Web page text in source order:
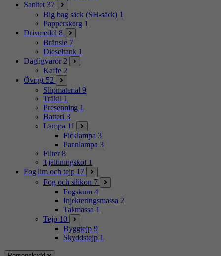
Sanitet 37
Big bag säck (SH-säck) 1
Papperskorg 1
Drivmedel 8
Bränsle 7
Dieseltank 1
Dagligvaror 2
Kaffe 2
Övrigt 52
Slipmaterial 9
Träkil 1
Presenning 1
Batteri 3
Lampa 11
Ficklampa 3
Pannlampa 3
Filter 8
Tjältiningskol 1
Fog lim och tejp 17
Fog och silikon 7
Fogskum 4
Injekteringsmassa 2
Takmassa 1
Tejp 10
Byggtejp 9
Skyddstejp 1